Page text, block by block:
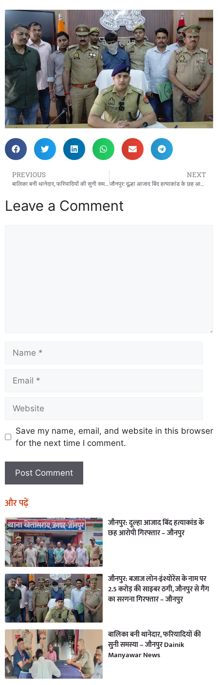
PREVIOUS
बालिका बनी थानेदार, फरियादियों की सुनी समस्या – जौनपुर Dainik Manyawar News
NEXT
जौनपुर: दूल्हा आजाद बिंद हत्याकांड के छह आरोपी गिरफ्तार – जौनपुर
Leave a Comment
Save my name, email, and website in this browser
for the next time I comment.
और पढ़ें
जौनपुर: दूल्हा आजाद बिंद हत्याकांड के
छह आरोपी गिरफ्तार – जौनपुर
जौनपुर: बजाज लोन-इंश्योरेंस के नाम पर
2.5 करोड़ की साइबर ठगी, जौनपुर से गैंग
का सरगना गिरफ्तार – जौनपुर
बालिका बनी थानेदार, फरियादियों की
सुनी समस्या – जौनपुर Dainik
Manyawar News